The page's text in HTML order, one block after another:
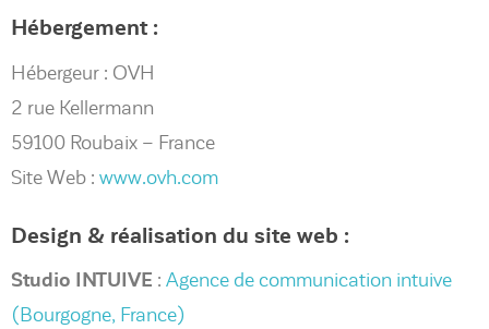
Hébergement :
Hébergeur : OVH
2 rue Kellermann
59100 Roubaix – France
Site Web : www.ovh.com
Design & réalisation du site web :
Studio INTUIVE : Agence de communication intuive
(Bourgogne, France)